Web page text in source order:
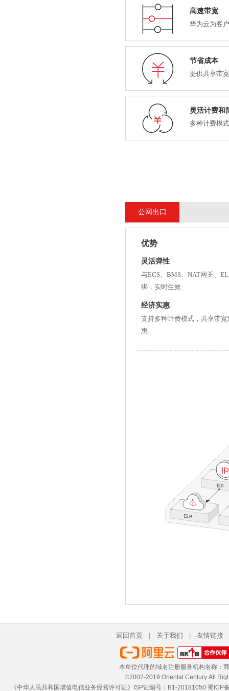
高速带宽
华为云为客
节省成本
提供共享带
灵活计费和
多种计费模
公网出口
优势
灵活弹性
与ECS、BMS、NAT网关、
绑，实时生效
经济实惠
支持多种计费模式，共享带
惠
返回首页 | 关于我们 | 友情链接
本单位代理的域名注册服务机构名称：
©2002-2019 Oriental Century All
《中华人民共和国增值电信业务经营许可证》ISP证编号：B1-20181050 蜀ICP